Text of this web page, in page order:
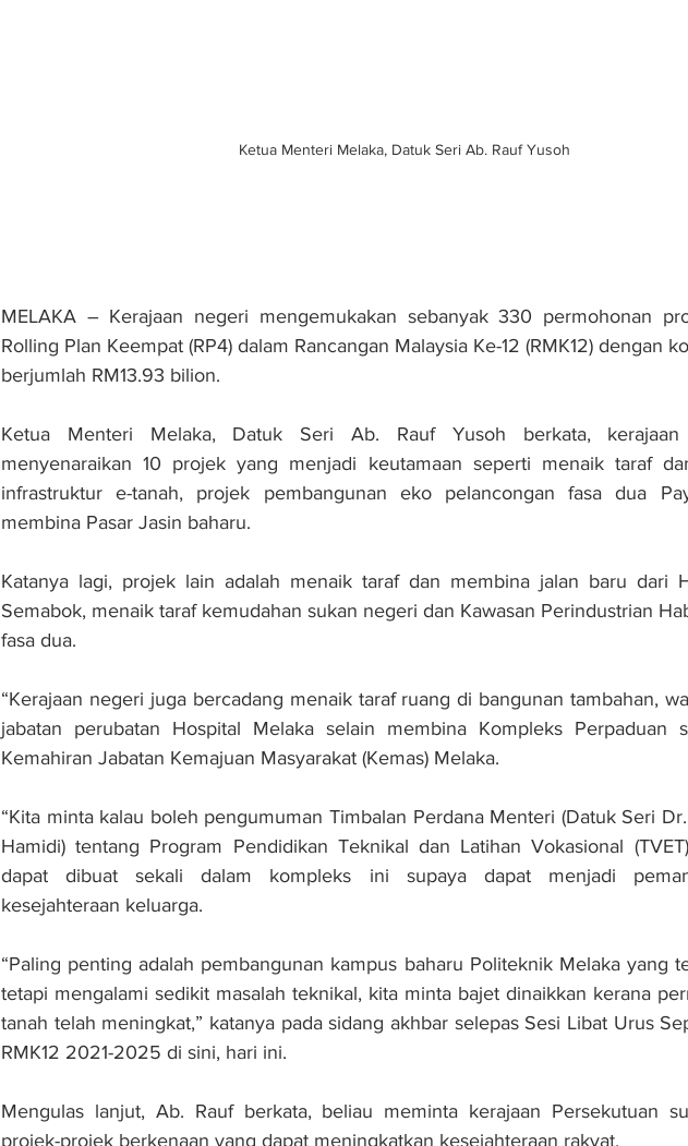
Ketua Menteri Melaka, Datuk Seri Ab. Rauf Yusoh
MELAKA – Kerajaan negeri mengemukakan sebanyak 330 permohonan
Rolling Plan Keempat (RP4) dalam Rancangan Malaysia Ke-12 (RMK12) dengan
berjumlah RM13.93 bilion.
Ketua Menteri Melaka, Datuk Seri Ab. Rauf Yusoh berkata,
menyenaraikan 10 projek yang menjadi keutamaan seperti menaik taraf
infrastruktur e-tanah, projek pembangunan eko pelancongan fasa dua
membina Pasar Jasin baharu.
Katanya lagi, projek lain adalah menaik taraf dan membina jalan baru dari
Semabok, menaik taraf kemudahan sukan negeri dan Kawasan Perindustrian
fasa dua.
“Kerajaan negeri juga bercadang menaik taraf ruang di bangunan tambahan,
jabatan perubatan Hospital Melaka selain membina Kompleks Perpaduan
Kemahiran Jabatan Kemajuan Masyarakat (Kemas) Melaka.
“Kita minta kalau boleh pengumuman Timbalan Perdana Menteri (Datuk Seri
Hamidi) tentang Program Pendidikan Teknikal dan Latihan Vokasional
dapat dibuat sekali dalam kompleks ini supaya dapat menjadi
kesejahteraan keluarga.
“Paling penting adalah pembangunan kampus baharu Politeknik Melaka yang
tetapi mengalami sedikit masalah teknikal, kita minta bajet dinaikkan kerana
tanah telah meningkat,” katanya pada sidang akhbar selepas Sesi Libat Urus
RMK12 2021-2025 di sini, hari ini.
Mengulas lanjut, Ab. Rauf berkata, beliau meminta kerajaan Persekutuan
projek-projek berkenaan yang dapat meningkatkan kesejahteraan rakyat.